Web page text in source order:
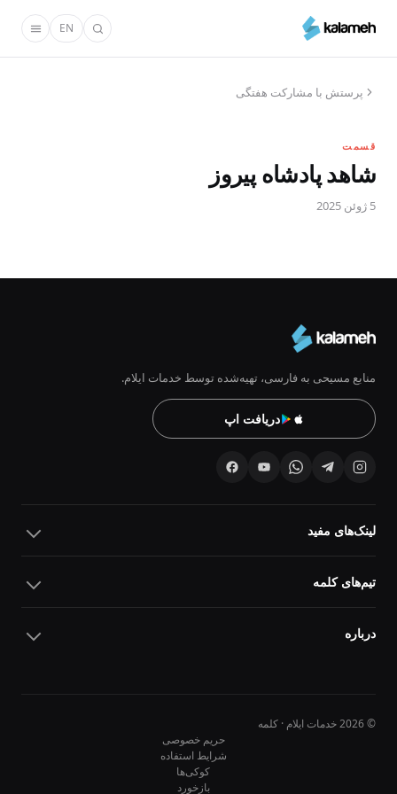
محتوای
EN
پرستش با مشارکت هفتگی
قسمت
شاهد پادشاه پیروز
5 ژوئن 2025
منابع مسیحی به فارسی، تهیه‌شده توسط خدمات ایلام.
دریافت اپ
لینک‌های مفید
تیم‌های کلمه
درباره
© 2026 خدمات ایلام · کلمه
حریم خصوصی
شرایط استفاده
کوکی‌ها
بازخورد
10